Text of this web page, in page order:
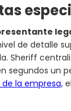
de detalle
Sheriff
segundos un
la empresa,